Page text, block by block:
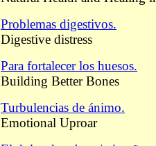
Problemas digestivos.
Digestive distress
Para fortalecer los huesos.
Building Better Bones
Turbulencias de ánimo.
Emotional Uproar